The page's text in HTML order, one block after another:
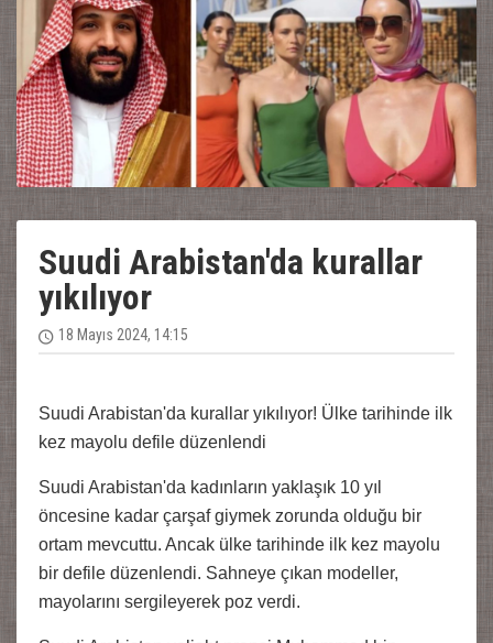
Suudi Arabistan'da kurallar
yıkılıyor
18 Mayıs 2024, 14:15
Suudi Arabistan'da kurallar yıkılıyor! Ülke tarihinde ilk
kez mayolu defile düzenlendi
Suudi Arabistan'da kadınların yaklaşık 10 yıl
öncesine kadar çarşaf giymek zorunda olduğu bir
ortam mevcuttu. Ancak ülke tarihinde ilk kez mayolu
bir defile düzenlendi. Sahneye çıkan modeller,
mayolarını sergileyerek poz verdi.